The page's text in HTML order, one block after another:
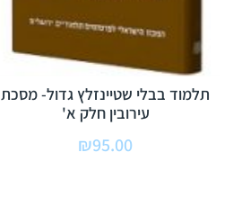
תלמוד בבלי שטיינזלץ גדול- מסכת
עירובין חלק א'
₪95.00